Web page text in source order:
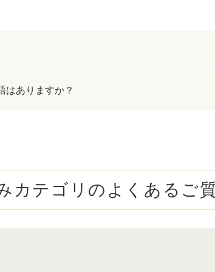
はありますか？
カテゴリの よくあるご